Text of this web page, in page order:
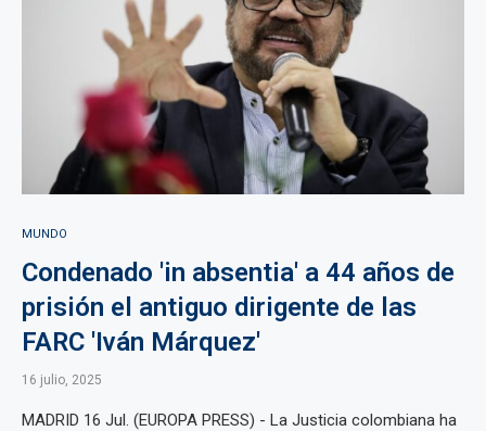
MUNDO
Condenado 'in absentia' a 44 años de
prisión el antiguo dirigente de las
FARC 'Iván Márquez'
16 julio, 2025
MADRID 16 Jul. (EUROPA PRESS) - La Justicia colombiana ha